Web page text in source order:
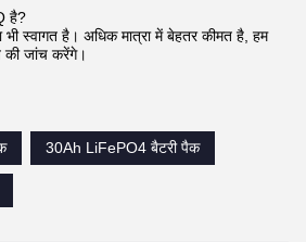
है?
स्वागत है। अधिक मात्रा में बेहतर कीमत है, हम
जांच करेंगे।
30Ah LiFePO4 बैटरी पैक